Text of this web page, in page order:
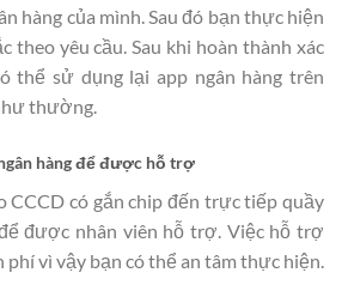
hàng của mình. Sau đó bạn thực hiện
theo yêu cầu. Sau khi hoàn thành xác
thể sử dụng lại app ngân hàng trên
thường.
hàng để được hỗ trợ
CCCD có gắn chip đến trực tiếp quầy
được nhân viên hỗ trợ. Việc hỗ trợ
phí vì vậy bạn có thể an tâm thực hiện.